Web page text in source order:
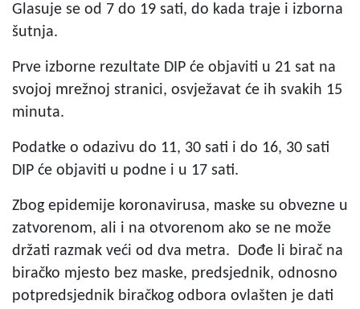
Glasuje se od 7 do 19 sati, do kada traje i izborna
šutnja.
Prve izborne rezultate DIP će objaviti u 21 sat na
svojoj mrežnoj stranici, osvježavat će ih svakih 15
minuta.
Podatke o odazivu do 11, 30 sati i do 16, 30 sati
DIP će objaviti u podne i u 17 sati.
Zbog epidemije koronavirusa, maske su obvezne u
zatvorenom, ali i na otvorenom ako se ne može
držati razmak veći od dva metra. Dođe li birač na
biračko mjesto bez maske, predsjednik, odnosno
potpredsjednik biračkog odbora ovlašten je dati